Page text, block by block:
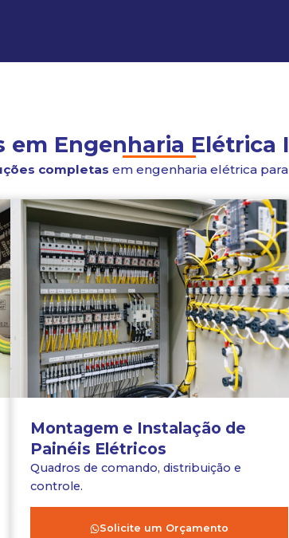
em Engenharia
completas em engenharia elétrica
Montagem e Instalação de
Painéis Elétricos
Quadros de comando, distribuição e
controle.
Solicite um Orçamento